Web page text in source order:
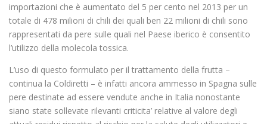
importazioni che è aumentato del 5 per cento nel 2013 per un
totale di 478 milioni di chili dei quali ben 22 milioni di chili sono
rappresentati da pere sulle quali nel Paese iberico è consentito
l’utilizzo della molecola tossica.
L’uso di questo formulato per il trattamento della frutta –
continua la Coldiretti – è infatti ancora ammesso in Spagna sulle
pere destinate ad essere vendute anche in Italia nonostante
siano state sollevate rilevanti criticita’ relative al valore degli